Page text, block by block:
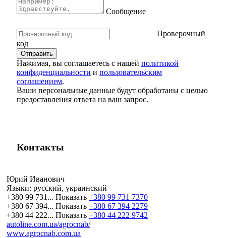
Сообщение
Проверочный
код
Нажимая, вы соглашаетесь с нашей политикой
конфиденциальности и пользовательским
соглашением.
Ваши персональные данные будут обработаны с целью
предоставления ответа на ваш запрос.
Контакты
Юрий Иванович
Языки: русский, украинский
+380 99 731... Показать +380 99 731 7370
+380 67 394... Показать +380 67 394 2279
+380 44 222... Показать +380 44 222 9742
autoline.com.ua/agrocnab/
www.agrocnab.com.ua